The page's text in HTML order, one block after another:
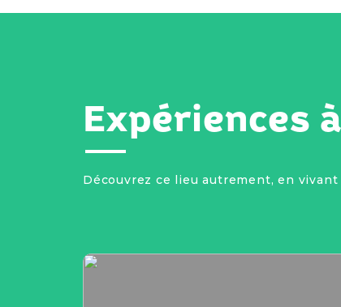
Expériences
Découvrez ce lieu autrement, en